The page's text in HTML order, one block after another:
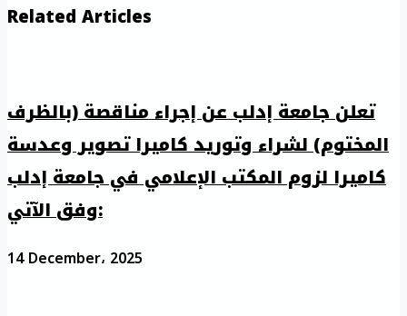
Related Articles
تعلن جامعة إدلب عن إجراء مناقصة (بالظرف
المختوم) لشراء وتوريد كاميرا تصوير وعدسة
كاميرا لزوم المكتب الإعلامي في جامعة إدلب
وفق الآتي:
14 December، 2025